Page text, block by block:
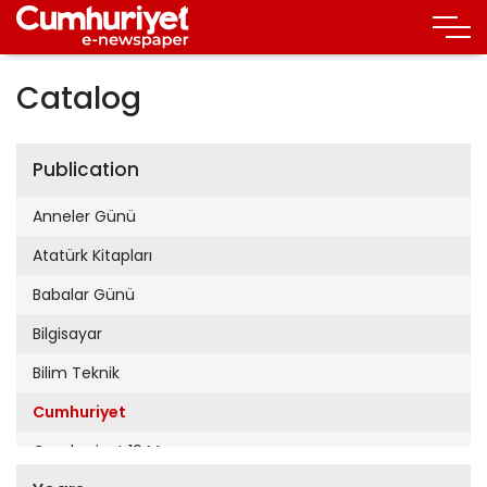
Catalog
Publication
Anneler Günü
Atatürk Kitapları
Babalar Günü
Bilgisayar
Bilim Teknik
Cumhuriyet
Cumhuriyet 19 Mayıs